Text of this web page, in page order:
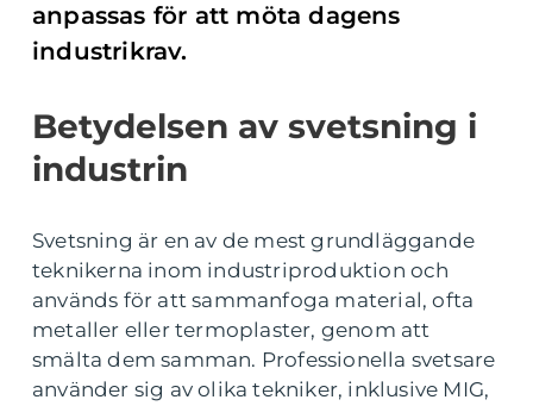
anpassas för att möta dagens
industrikrav.
Betydelsen av svetsning i
industrin
Svetsning är en av de mest grundläggande
teknikerna inom industriproduktion och
används för att sammanfoga material, ofta
metaller eller termoplaster, genom att
smälta dem samman. Professionella svetsare
använder sig av olika tekniker, inklusive MIG,